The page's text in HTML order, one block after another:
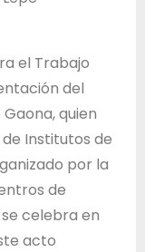
el Trabajo
del
quien
Institutos de
por la
de
celebra en
acto